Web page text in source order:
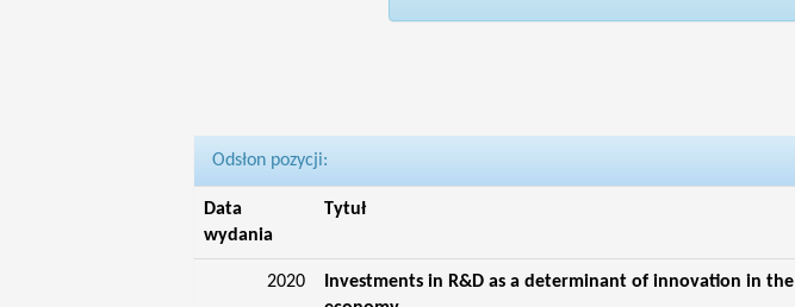
Odsłon pozycji:
Data
wydania
Tytuł
2020
Investments in R&D as a determinant of innovation in the